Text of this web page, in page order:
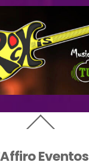
To
Eventos